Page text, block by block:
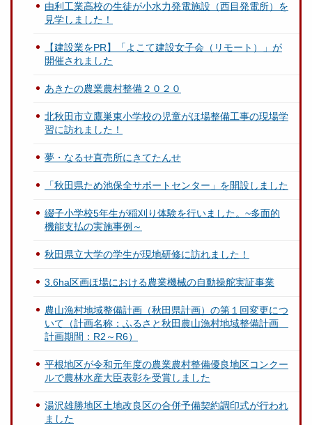
由利工業高校の生徒が小水力発電施設（西目発電所）を
見学しました！
【建設業をPR】「よこて建設女子会（リモート）」が
開催されました
あきたの農業農村整備２０２０
北秋田市立鷹巣東小学校の児童がほ場整備工事の現場学
習に訪れました！
夢・なるせ直売所にきてたんせ
「秋田県ため池保全サポートセンター」を開設しました
綴子小学校5年生が稲刈り体験を行いました。~多面的
機能支払の実施事例～
秋田県立大学の学生が現地研修に訪れました！
3.6ha区画ほ場における農業機械の自動操舵実証事業
農山漁村地域整備計画（秋田県計画）の第１回変更につ
いて（計画名称：ふるさと秋田農山漁村地域整備計画
計画期間：R2～R6）
平根地区が令和元年度の農業農村整備優良地区コンクー
ルで農林水産大臣表彰を受賞しました
湯沢雄勝地区土地改良区の合併予備契約調印式が行われ
ました